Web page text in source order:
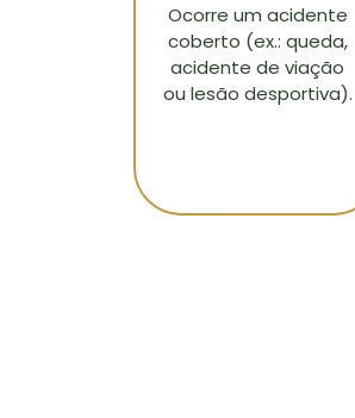
Ocorre um acidente
coberto (ex.: queda,
acidente de viação
ou lesão desportiva).